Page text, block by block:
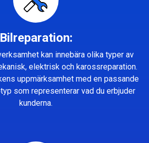
Bilreparation:
kan innebära olika typer av
elektrisk och karossreparation.
uppmärksamhet med en passande
som representerar vad du erbjuder
kunderna.